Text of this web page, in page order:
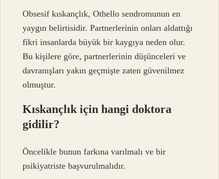
Obsesif kıskançlık, Othello sendromunun en
yaygın belirtisidir. Partnerlerinin onları aldattığı
fikri insanlarda büyük bir kaygıya neden olur.
Bu kişilere göre, partnerlerinin düşünceleri ve
davranışları yakın geçmişte zaten güvenilmez
olmuştur.
Kıskançlık için hangi doktora
gidilir?
Öncelikle bunun farkına varılmalı ve bir
psikiyatriste başvurulmalıdır.